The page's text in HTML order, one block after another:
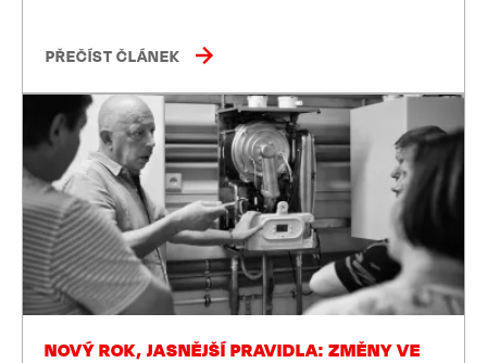
PŘEČÍST ČLÁNEK
NOVÝ ROK, JASNĚJŠÍ PRAVIDLA: ZMĚNY VE